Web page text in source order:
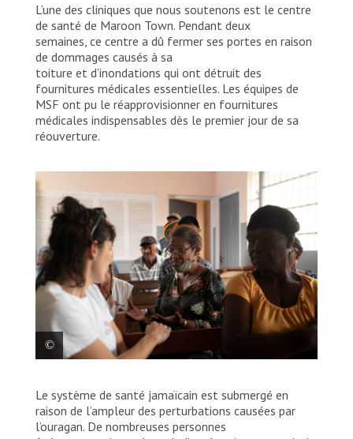
L’une des cliniques que nous soutenons est le centre
de santé de Maroon Town. Pendant deux
semaines, ce centre a dû fermer ses portes en raison
de dommages causés à sa
toiture et d’inondations qui ont détruit des
fournitures médicales essentielles. Les équipes de
MSF ont pu le réapprovisionner en fournitures
médicales indispensables dès le premier jour de sa
réouverture.
tient une réunion improvisée avec l’équipe médicale
d’urgence de MSF dans la salle d’attente du centre de
santé de Maroon Town. Jamaïque, 2025. © Georg
Gassauer/MSF
Le système de santé jamaïcain est submergé en
raison de l’ampleur des perturbations causées par
l’ouragan. De nombreuses personnes